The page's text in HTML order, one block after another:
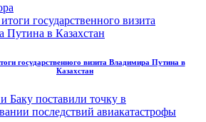
государственного визита Владимира Путина в
Казахстан